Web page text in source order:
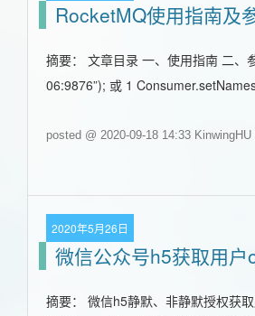
RocketMQ使用指南及
摘要： 文章目录 一、使用指南 二
06:9876”); 或 1
posted @ 2020-09-18 14:33 KinwingHU
2020年5月26日
微信公众号h5获取用
摘要： 微信h5静默、非静默授权获